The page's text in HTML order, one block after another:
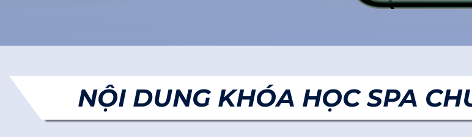
NỘI DUNG KHÓA HỌC SPA